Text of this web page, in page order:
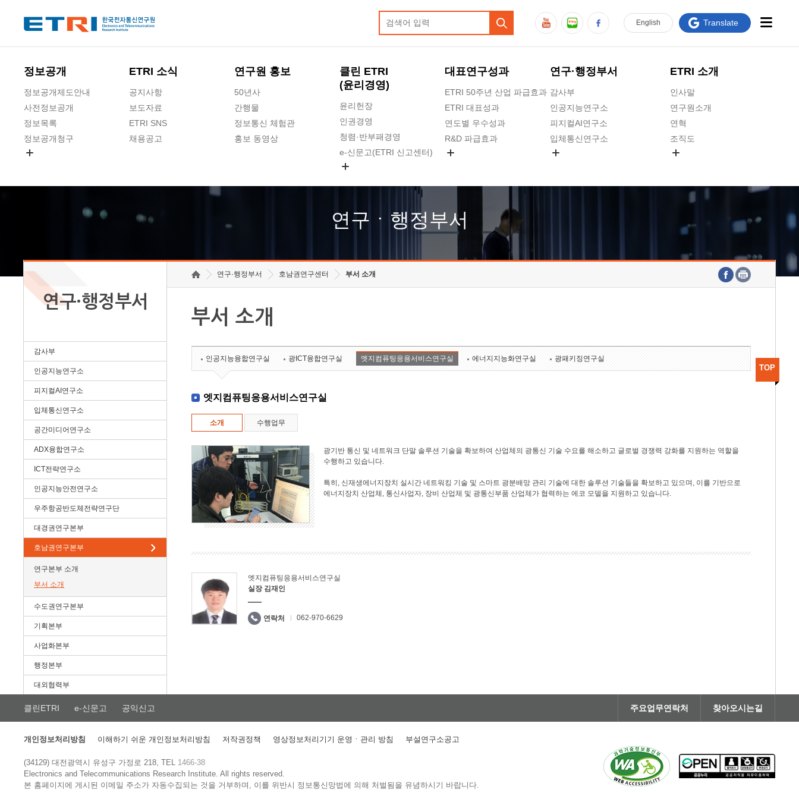
정보공개
정보공개제도안내
사전정보공개
정보목록
정보공개청구
ETRI 소식
공지사항
보도자료
ETRI SNS
채용공고
연구원 홍보
50년사
간행물
정보통신 체험관
홍보 동영상
클린 ETRI
(윤리경영)
윤리헌장
인권경영
청렴·반부패경영
e-신문고(ETRI 신고센터)
고객의소리
수의계약 현황
대표연구성과
ETRI 50주년 산업 파급효과
ETRI 대표성과
연도별 우수성과
R&D 파급효과
연구·행정부서
감사부
인공지능연구소
피지컬AI연구소
입체통신연구소
호남권연구본부
기획본부
ETRI 소개
인사말
연구원소개
연혁
조직도
연구원 고객헌장
주요업무연락처
English Translate
연구ㆍ행정부서
연구·행정부서
감사부
인공지능연구소
피지컬AI연구소
입체통신연구소
공간미디어연구소
ADX융합연구소
ICT전략연구소
인공지능안전연구소
우주항공반도체전략연구단
대경권연구본부
호남권연구본부
연구본부 소개
부서 소개
수도권연구본부
기획본부
사업화본부
행정본부
대외협력부
연구·행정부서 호남권연구센터 부서 소개
부서 소개
인공지능융합연구실 광ICT융합연구실 엣지컴퓨팅응용서비스연구실 에너지지능화연구실 광패키징연구실
엣지컴퓨팅응용서비스연구실
소개 수행업무
광기반 통신 및 네트워크 단말 솔루션 기술을 확보하여 산업체의 광통신 기술 수요를 해소하고 글로벌 경쟁력 강화를 지원하는 역할을
수행하고 있습니다.
특히, 신재생에너지장치 실시간 네트워킹 기술 및 스마트 광분배망 관리 기술에 대한 솔루션 기술들을 확보하고 있으며, 이를 기반으로
에너지장치 산업체, 통신사업자, 장비 산업체 및 광통신부품 산업체가 협력하는 에코 모델을 지원하고 있습니다.
엣지컴퓨팅응용서비스연구실
실장 김재인
연락처 062-970-6629
TOP
클린ETRI e-신문고 공익신고 주요업무연락처 찾아오시는길
개인정보처리방침 이해하기 쉬운 개인정보처리방침 저작권정책 영상정보처리기기 운영ㆍ관리 방침 부설연구소공고
(34129) 대전광역시 유성구 가정로 218, TEL 1466-38
Electronics and Telecommunications Research Institute.All rights reserved.
본 홈페이지에 게시된 이메일 주소가 자동수집되는 것을 거부하며, 이를 위반시 정보통신망법에 의해 처벌됨을 유념하시기 바랍니다.